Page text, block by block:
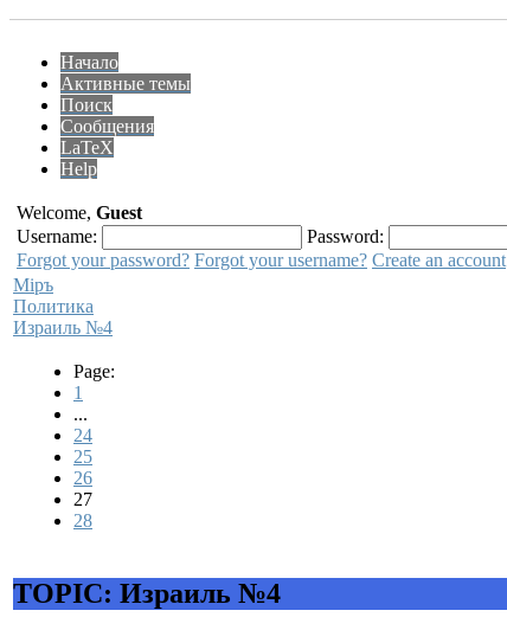
Начало
Активные темы
Поиск
Сообщения
LaTeX
Help
Welcome, Guest
Username:
Password:
Forgot your password? Forgot your username? Create an account
Мiръ
Политика
Израиль №4
Page:
1
...
24
25
26
27
28
TOPIC: Израиль №4